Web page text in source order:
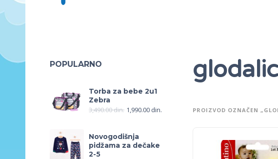
POPULARNO
Torba za bebe 2u1
Zebra
3,490.00din. 1,990.00 din.
Novogodišnja
pidžama za dečake
2-5
PROIZVOD OZNAČEN